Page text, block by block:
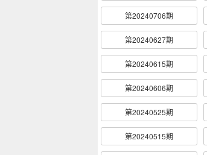
第20240706期
第20240627期
第20240615期
第20240606期
第20240525期
第20240515期